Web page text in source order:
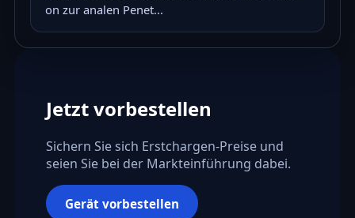
on zur analen Penet...
Jetzt vorbestellen
Sichern Sie sich Erstchargen-Preise und
seien Sie bei der Markteinführung dabei.
Gerät vorbestellen